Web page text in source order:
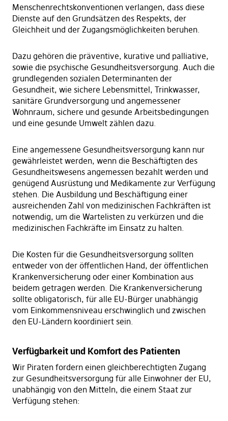
Menschenrechtskonventionen verlangen, dass diese
Dienste auf den Grundsätzen des Respekts, der
Gleichheit und der Zugangsmöglichkeiten beruhen.
Dazu gehören die präventive, kurative und palliative,
sowie die psychische Gesundheitsversorgung. Auch die
grundlegenden sozialen Determinanten der
Gesundheit, wie sichere Lebensmittel, Trinkwasser,
sanitäre Grundversorgung und angemessener
Wohnraum, sichere und gesunde Arbeitsbedingungen
und eine gesunde Umwelt zählen dazu.
Eine angemessene Gesundheitsversorgung kann nur
gewährleistet werden, wenn die Beschäftigten des
Gesundheitswesens angemessen bezahlt werden und
genügend Ausrüstung und Medikamente zur Verfügung
stehen. Die Ausbildung und Beschäftigung einer
ausreichenden Zahl von medizinischen Fachkräften ist
notwendig, um die Wartelisten zu verkürzen und die
medizinischen Fachkräfte im Einsatz zu halten.
Die Kosten für die Gesundheitsversorgung sollten
entweder von der öffentlichen Hand, der öffentlichen
Krankenversicherung oder einer Kombination aus
beidem getragen werden. Die Krankenversicherung
sollte obligatorisch, für alle EU-Bürger unabhängig
vom Einkommensniveau erschwinglich und zwischen
den EU-Ländern koordiniert sein.
Verfügbarkeit und Komfort des Patienten
Wir Piraten fordern einen gleichberechtigten Zugang
zur Gesundheitsversorgung für alle Einwohner der EU,
unabhängig von den Mitteln, die einem Staat zur
Verfügung stehen: